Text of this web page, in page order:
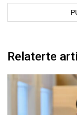
Relaterte